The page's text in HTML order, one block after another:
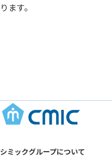
ります。
シミックグループについて